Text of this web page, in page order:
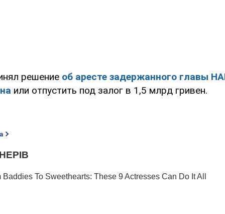
решение об аресте задержанного главы
или отпустить под залог в 1,5 млрд гривен.